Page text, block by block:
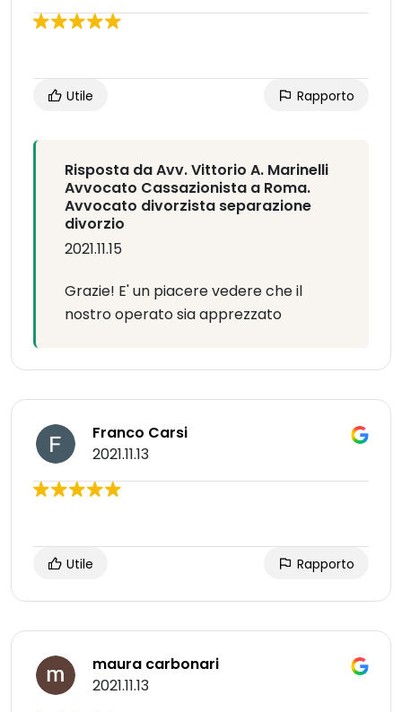
Utile Rapporto
Risposta da Avv. Vittorio A. Marinelli
Avvocato Cassazionista a Roma.
Avvocato divorzista separazione
divorzio
2021.11.15
Grazie! E' un piacere vedere che il
nostro operato sia apprezzato
Franco Carsi
2021.11.13
Utile Rapporto
maura carbonari
2021.11.13